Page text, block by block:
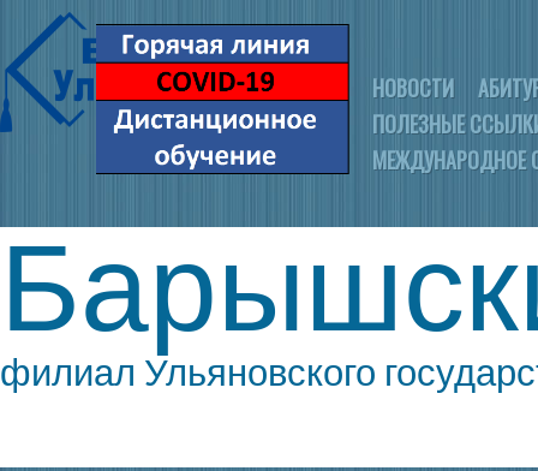
НОВОСТИ
ПОЛЕЗНЫЕ
МЕЖДУНАРОДНОЕ
филиал Ульяновского